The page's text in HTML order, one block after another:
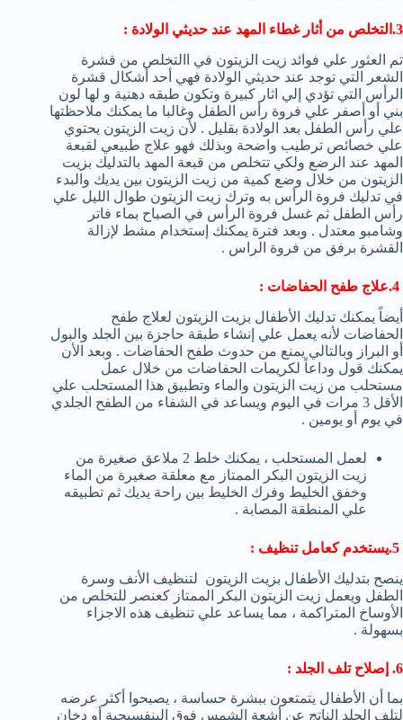
3.التخلص من أثار غطاء المهد عند حديثي الولادة :
تم العثور علي فوائد زيت الزيتون في االتخلص من قشرة
الشعر التي توجد عند حديثي الولادة فهي أحد أشكال قشرة
الرأس التي تؤدي إلي اثار كبيرة وتكون طبقه دهنية و لها لون
بني أو أصفر علي فروة رأس الطفل وغالبا ما يمكنك ملاحظتها
علي رأس الطفل بعد الولادة بقليل . لأن زيت الزيتون يحتوي
علي خصائص ترطيب واضحة وبذلك فهو علاج طبيعي لقبعة
المهد عند الرضع ولكي تتخلص من قبعة المهد بالتدليك بزيت
الزيتون من خلال وضع كمية من زيت الزيتون بين يديك والبدء
في تدليك فروة الرأس به وترك زيت الزيتون طوال الليل علي
رأس الطفل ثم غسل فروة الرأس في الصباح بماء فاتر
وشامبو معتدل . وبعد فترة يمكنك إستخدام مشط لإزالة
القشرة برفق من فروة الراس .
أيضاً يمكنك تدليك الأطفال بزيت الزيتون لعلاج طفح
الحفاضات لأنه يعمل علي إنشاء طبقة حاجزة بين الجلد والبول
أو البراز وبالتالي يمنع من حدوث طفح الحفاضات . وبعد الأن
يمكنك قول وداعاً لكريمات الحفاضات من خلال عمل
مستحلب من زيت الزيتون والماء وتطبيق هذا المستحلب علي
الأقل 3 مرات في اليوم ويساعد في الشفاء من الطفح الجلدي
في يوم أو يومين .
لعمل المستحلب ، يمكنك خلط 2 ملاعق صغيرة من
زيت الزيتون البكر الممتاز مع معلقة صغيرة من الماء
وخفق الخليط وفرك الخليط بين راحة يديك ثم تطبيقه
علي المنطقة المصابة .
ينصح بتدليك الأطفال بزيت الزيتون لتنظيف الأنف وسرة
الطفل ويعمل زيت الزيتون البكر الممتاز كعنصر للتخلص من
الأوساخ المتراكمة ، مما يساعد علي تنظيف هذه الاجزاء
بسهولة .
6. إصلاح تلف الجلد :
بما أن الأطفال يتمتعون ببشرة حساسة ، يصبحوا أكثر عرضه
لتلف الجلد الناتج عن أشعة الشمس فوق البنفسيجية أو دخان